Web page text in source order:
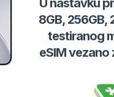
U nastavku
8GB, 256GB,
testiranog
eSIMvezano